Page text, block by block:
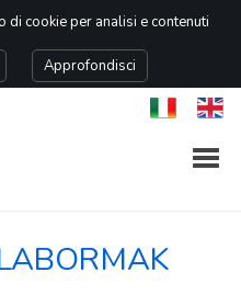
di cookie per analisi e contenuti
Approfondisci